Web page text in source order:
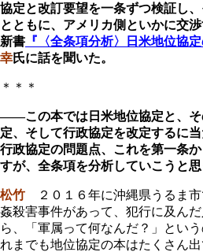
協定と改訂要望を一条ずつ検証し
とともに、アメリカ側といかに交
新書 『〈全条項分析〉日米地位協定
幸氏に話を聞いた。
＊＊＊
――この本では日米地位協定と、そ
定、そして行政協定を改定するに
行政協定の問題点、これを第一条
すが、全条項を分析していこうと
松竹 ２０１６年に沖縄県うるま
姦殺害事件があって、犯行に及ん
ら、「軍属って何なんだ？」とい
れまでも地位協定の本はたくさん